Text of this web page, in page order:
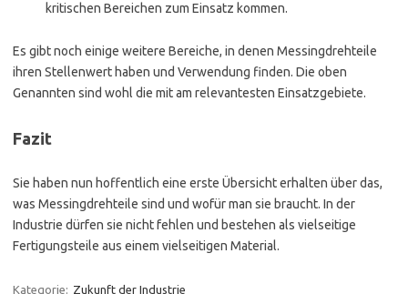
kritischen Bereichen zum Einsatz kommen.
Es gibt noch einige weitere Bereiche, in denen Messingdrehteile
ihren Stellenwert haben und Verwendung finden. Die oben
Genannten sind wohl die mit am relevantesten Einsatzgebiete.
Fazit
Sie haben nun hoffentlich eine erste Übersicht erhalten über das,
was Messingdrehteile sind und wofür man sie braucht. In der
Industrie dürfen sie nicht fehlen und bestehen als vielseitige
Fertigungsteile aus einem vielseitigen Material.
Kategorie: Zukunft der Industrie